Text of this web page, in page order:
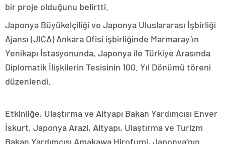
bir proje olduğunu belirtti.
Japonya Büyükelçiliği ve Japonya Uluslararası İşbirliği
Ajansı (JICA) Ankara Ofisi işbirliğinde Marmaray’ın
Yenikapı İstasyonunda, Japonya ile Türkiye Arasında
Diplomatik İlişkilerin Tesisinin 100. Yıl Dönümü töreni
düzenlendi.
Etkinliğe, Ulaştırma ve Altyapı Bakan Yardımcısı Enver
İskurt, Japonya Arazi, Altyapı, Ulaştırma ve Turizm
Bakan Yardımcısı Amakawa Hirofumi, Japonya’nın